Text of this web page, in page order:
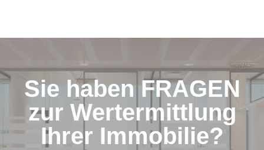
Sie haben FRAGEN
zur Wertermittlung
Ihrer Immobilie?